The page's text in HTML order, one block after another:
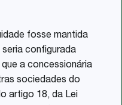
fosse mantida
configurada
a concessionária
sociedades do
artigo 18, da Lei